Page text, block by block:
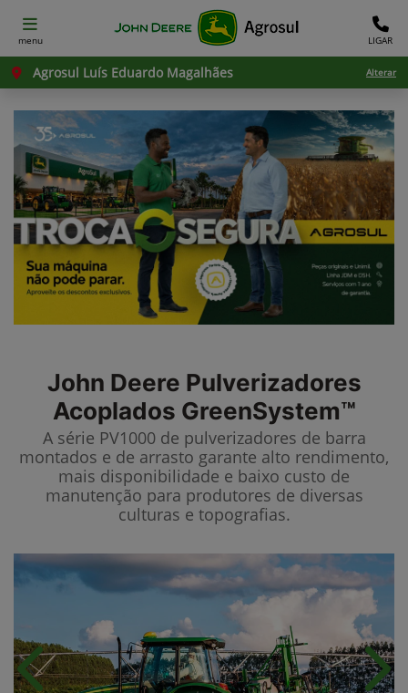
menu LIGAR
Agrosul Luís Eduardo Magalhães Alterar
John Deere Pulverizadores
Acoplados GreenSystem™
A série PV1000 de pulverizadores de barra
montados e de arrasto garante alto rendimento,
mais disponibilidade e baixo custo de
manutenção para produtores de diversas
culturas e topografias.
Anterior